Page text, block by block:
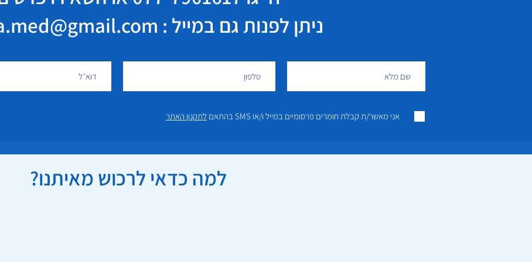
ניתן לפנות גם במייל : elisha.med@gmail.com
אני מאשר/ת קבלת חומרים פרסומיים במייל ו/או SMS בהתאם לתקנון האתר
למה כדאי לרכוש מאיתנו?